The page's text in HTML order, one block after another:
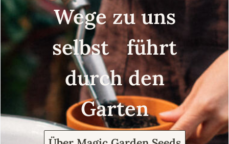
Wege zu uns
selbst führt
durch den
Garten